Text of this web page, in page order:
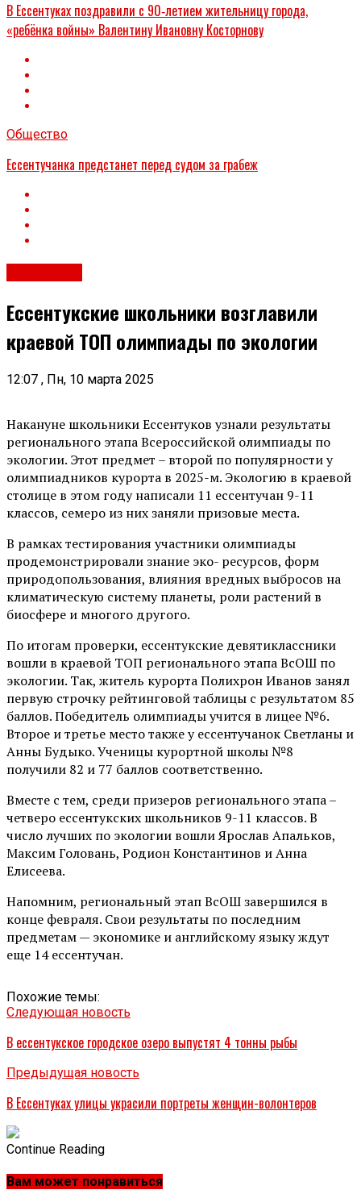
В Ессентуках поздравили с 90‑летием жительницу города,
«ребёнка войны» Валентину Ивановну Косторнову
Общество
Ессентучанка предстанет перед судом за грабеж
Ессентукские школьники возглавили
краевой ТОП олимпиады по экологии
12:07 , Пн, 10 марта 2025
Накануне школьники Ессентуков узнали результаты
регионального этапа Всероссийской олимпиады по
экологии. Этот предмет – второй по популярности у
олимпиадников курорта в 2025-м. Экологию в краевой
столице в этом году написали 11 ессентучан 9-11
классов, семеро из них заняли призовые места.
В рамках тестирования участники олимпиады
продемонстрировали знание эко- ресурсов, форм
природопользования, влияния вредных выбросов на
климатическую систему планеты, роли растений в
биосфере и многого другого.
По итогам проверки, ессентукские девятиклассники
вошли в краевой ТОП регионального этапа ВсОШ по
экологии. Так, житель курорта Полихрон Иванов занял
первую строчку рейтинговой таблицы с результатом 85
баллов. Победитель олимпиады учится в лицее №6.
Второе и третье место также у ессентучанок Светланы и
Анны Будыко. Ученицы курортной школы №8
получили 82 и 77 баллов соответственно.
Вместе с тем, среди призеров регионального этапа –
четверо ессентукских школьников 9-11 классов. В
число лучших по экологии вошли Ярослав Апальков,
Максим Головань, Родион Константинов и Анна
Елисеева.
Напомним, региональный этап ВсОШ завершился в
конце февраля. Свои результаты по последним
предметам — экономике и английскому языку ждут
еще 14 ессентучан.
Похожие темы:
Следующая новость
В ессентукское городское озеро выпустят 4 тонны рыбы
Предыдущая новость
В Ессентуках улицы украсили портреты женщин-волонтеров
Continue Reading
Вам может понравиться